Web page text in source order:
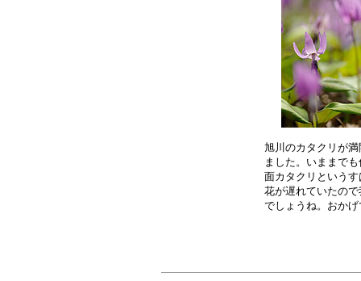
旭川のカタクリが
ました。いままで
面カタクリという
花が遅れていたの